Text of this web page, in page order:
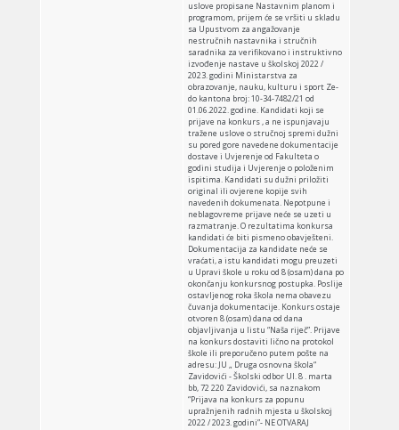
uslove propisane Nastavnim planom i
programom, prijem će se vršiti u skladu
sa Upustvom za angažovanje
nestručnih nastavnika i stručnih
saradnika za verifikovano i instruktivno
izvođenje nastave u školskoj 2022 /
2023. godini Ministarstva za
obrazovanje, nauku, kulturu i sport Ze-
do kantona broj: 10-34-7482/21 od
01.06.2022. godine. Kandidati koji se
prijave na konkurs , a ne ispunjavaju
tražene uslove o stručnoj spremi dužni
su pored gore navedene dokumentacije
dostave i Uvjerenje od Fakulteta o
godini studija i Uvjerenje o položenim
ispitima. Kandidati su dužni priložiti
original ili ovjerene kopije svih
navedenih dokumenata. Nepotpune i
neblagovreme prijave neće se uzeti u
razmatranje. O rezultatima konkursa
kandidati će biti pismeno obavješteni.
Dokumentacija za kandidate neće se
vraćati, a istu kandidati mogu preuzeti
u Upravi škole u roku od 8 (osam) dana po
okončanju konkursnog postupka. Poslije
ostavljenog roka škola nema obavezu
čuvanja dokumentacije. Konkurs ostaje
otvoren 8 (osam) dana od dana
objavljivanja u listu “Naša riječ”. Prijave
na konkurs dostaviti lično na protokol
škole ili preporučeno putem pošte na
adresu: JU „ Druga osnovna škola“
Zavidovići - Školski odbor Ul. 8 . marta
bb, 72 220 Zavidovići, sa naznakom
“Prijava na konkurs za popunu
upražnjenih radnih mjesta u školskoj
2022 / 2023. godini”- NE OTVARAJ